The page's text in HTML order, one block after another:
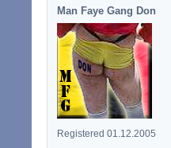
Man Faye Gang Don
Registered 01.12.2005